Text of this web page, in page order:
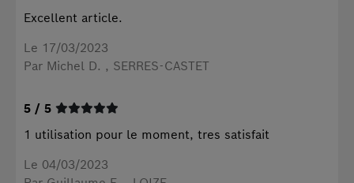
Excellent article.
Le 17/03/2023
Par Michel D. , SERRES-CASTET
5 / 5
1 utilisation pour le moment, tres satisfait
Le 04/03/2023